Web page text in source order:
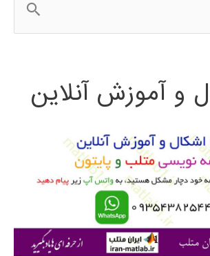
و آموزش آنلاین